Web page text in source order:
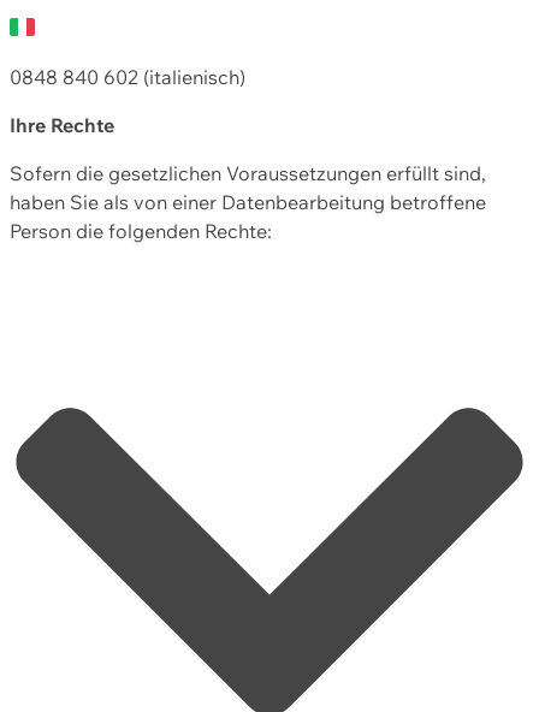
0848 840 602 (italienisch)
Ihre Rechte
Sofern die gesetzlichen Voraussetzungen erfüllt sind,
haben Sie als von einer Datenbearbeitung betroffene
Person die folgenden Rechte: